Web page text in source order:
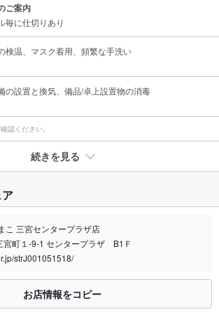
ご案内
毎に仕切りあり
検温、マスク着用、頻繁な手洗い
の設置と換気、備品/卓上設置物の消毒
認ください。
続きを見る
策に関する法律が施行されています。正しい情報はお店へお問い
こ 三宮センタープラザ店
宮町１-9-1 センタープラザ B1Ｆ
strJ001051518/
お店情報をコピー